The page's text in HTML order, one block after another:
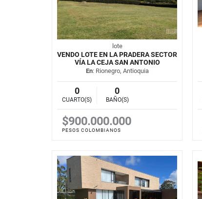
lote
VENDO LOTE EN LA PRADERA SECTOR
VÍA LA CEJA SAN ANTONIO
En: Rionegro, Antioquia
0
CUARTO(S)
0
BAÑO(S)
$900.000.000
PESOS COLOMBIANOS